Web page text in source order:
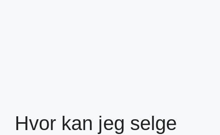
Hvor kan jeg selge